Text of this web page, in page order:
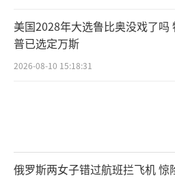
美国2028年大选鲁比奥没戏了吗
普已选定万斯
2026-08-10 15:18:31
俄罗斯两女子错过航班拦飞机 惊